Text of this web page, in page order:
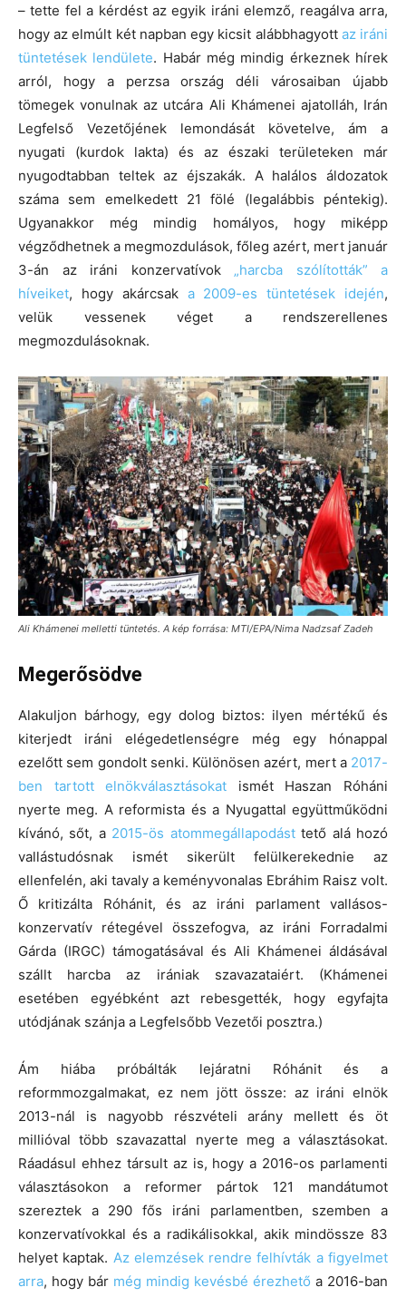
– tette fel a kérdést az egyik iráni elemző, reagálva arra,
hogy az elmúlt két napban egy kicsit alábbhagyott az iráni
tüntetések lendülete. Habár még mindig érkeznek hírek
arról, hogy a perzsa ország déli városaiban újabb
tömegek vonulnak az utcára Ali Khámenei ajatolláh, Irán
Legfelső Vezetőjének lemondását követelve, ám a
nyugati (kurdok lakta) és az északi területeken már
nyugodtabban teltek az éjszakák. A halálos áldozatok
száma sem emelkedett 21 fölé (legalábbis péntekig).
Ugyanakkor még mindig homályos, hogy miképp
végződhetnek a megmozdulások, főleg azért, mert január
3-án az iráni konzervatívok „harcba szólították” a
híveiket, hogy akárcsak a 2009-es tüntetések idején,
velük vessenek véget a rendszerellenes
megmozdulásoknak.
Ali Khámenei melletti tüntetés. A kép forrása: MTI/EPA/Nima Nadzsaf Zadeh
Megerősödve
Alakuljon bárhogy, egy dolog biztos: ilyen mértékű és
kiterjedt iráni elégedetlenségre még egy hónappal
ezelőtt sem gondolt senki. Különösen azért, mert a 2017-
ben tartott elnökválasztásokat ismét Haszan Róháni
nyerte meg. A reformista és a Nyugattal együttműködni
kívánó, sőt, a 2015-ös atommegállapodásttető alá hozó
vallástudósnak ismét sikerült felülkerekednie az
ellenfelén, aki tavaly a keményvonalas Ebráhim Raisz volt.
Ő kritizálta Róhánit, és az iráni parlament vallásos-
konzervatív rétegével összefogva, az iráni Forradalmi
Gárda (IRGC) támogatásával és Ali Khámenei áldásával
szállt harcba az irániak szavazataiért. (Khámenei
esetében egyébként azt rebesgették, hogy egyfajta
utódjának szánja a Legfelsőbb Vezetői posztra.)
Ám hiába próbálták lejáratni Róhánit és a
reformmozgalmakat, ez nem jött össze: az iráni elnök
2013-nál is nagyobb részvételi arány mellett és öt
millióval több szavazattal nyerte meg a választásokat.
Ráadásul ehhez társult az is, hogy a 2016-os parlamenti
választásokon a reformer pártok 121 mandátumot
szereztek a 290 fős iráni parlamentben, szemben a
konzervatívokkal és a radikálisokkal, akik mindössze 83
helyet kaptak. Az elemzések rendre felhívták a figyelmet
arra, hogy bár még mindig kevésbé érezhető a 2016-ban